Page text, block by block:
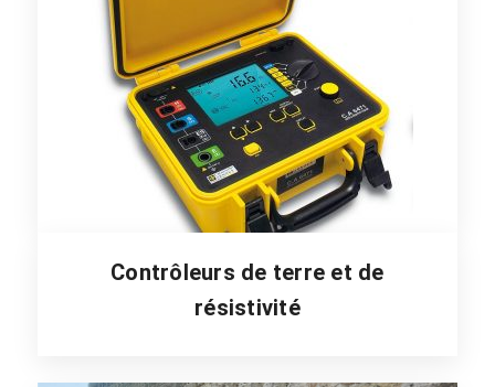
Contrôleurs de terre et de
résistivité